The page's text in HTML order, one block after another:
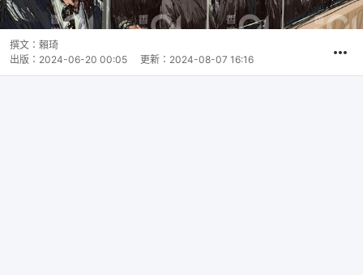
撰文： 賴琦
出版： 2024-06-20 00:05 更新： 2024-08-07 16:16